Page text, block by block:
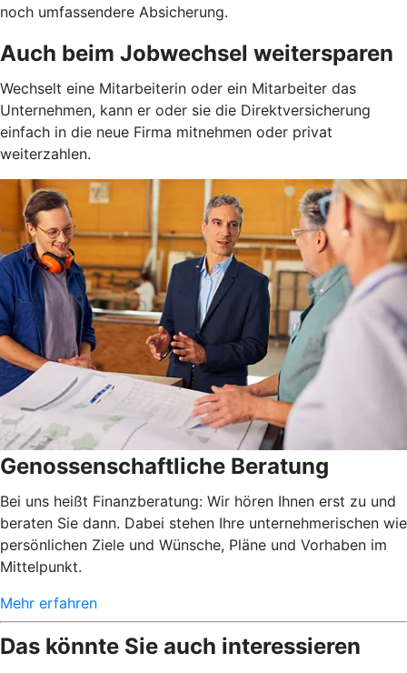
noch umfassendere Absicherung.
Auch beim Jobwechsel weitersparen
Wechselt eine Mitarbeiterin oder ein Mitarbeiter das
Unternehmen, kann er oder sie die Direktversicherung
einfach in die neue Firma mitnehmen oder privat
weiterzahlen.
Genossenschaftliche Beratung
Bei uns heißt Finanzberatung: Wir hören Ihnen erst zu und
beraten Sie dann. Dabei stehen Ihre unternehmerischen wie
persönlichen Ziele und Wünsche, Pläne und Vorhaben im
Mittelpunkt.
Mehr erfahren
Das könnte Sie auch interessieren